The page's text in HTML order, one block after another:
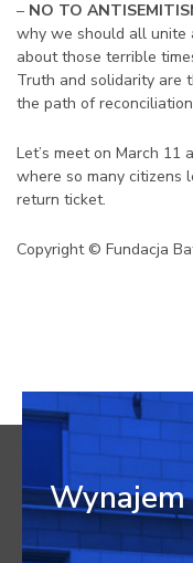
– NO TO
why we should all unite
about those terrible
Truth and solidarity are
the path of
Let’s meet on March
where so many citizens
return ticket.
Copyright © Fundacja
Wynajem